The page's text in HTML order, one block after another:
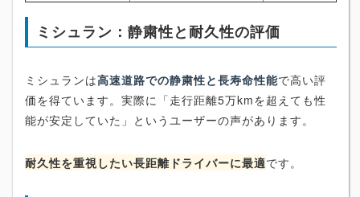
ミシュラン：静粛性と耐久性の評価
ミシュランは高速道路での静粛性と長寿命性能で高い評
価を得ています。実際に「走行距離5万kmを超えても性
能が安定していた」というユーザーの声があります。
耐久性を重視したい長距離ドライバーに最適です。